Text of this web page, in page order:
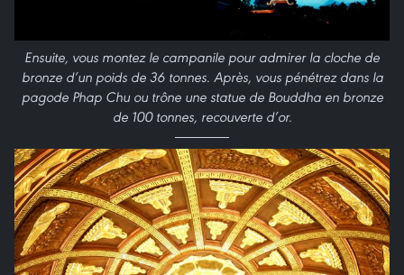
Ensuite, vous montez le campanile pour admirer la cloche de
bronze d’un poids de 36 tonnes. Après, vous pénétrez dans la
pagode Phap Chu ou trône une statue de Bouddha en bronze
de 100 tonnes, recouverte d’or.